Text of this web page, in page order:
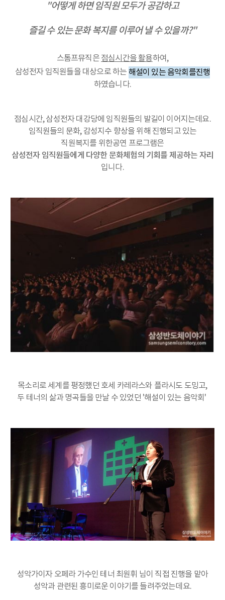
"어떻게 하면 임직원 모두가 공감하고
즐길 수 있는 문화 복지를 이루어 낼 수 있을까?"
스톰프뮤직은 점심시간을 활용하여,
삼성전자 임직원들을 대상으로 하는 해설이 있는 음악회를진행
하였습니다.
점심시간, 삼성전자 대강당에 임직원들의 발길이 이어지는데요.
임직원들의 문화, 감성지수 향상을 위해 진행되고 있는
직원복지를 위한공연 프로그램은
삼성전자 임직원들에게 다양한 문화체험의 기회를 제공하는 자리
입니다.
목소리로 세계를 평정했던 호세 카레라스와 플라시도 도밍고,
두 테너의 삶과 명곡들을 만날 수 있었던 '해설이 있는 음악회'
성악가이자 오페라 가수인 테너 최원휘 님이 직접 진행을 맡아
성악과 관련된 흥미로운 이야기를 들려주었는데요.